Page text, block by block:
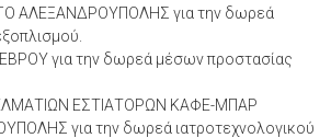
ΑΛΕΞΑΝΔΡΟΥΠΟΛΗΣ για την δωρεά
για την δωρεά μέσων προστασίας
ΕΣΤΙΑΤΟΡΩΝ ΚΑΦΕ-ΜΠΑΡ
για την δωρεά ιατροτεχνολογικού